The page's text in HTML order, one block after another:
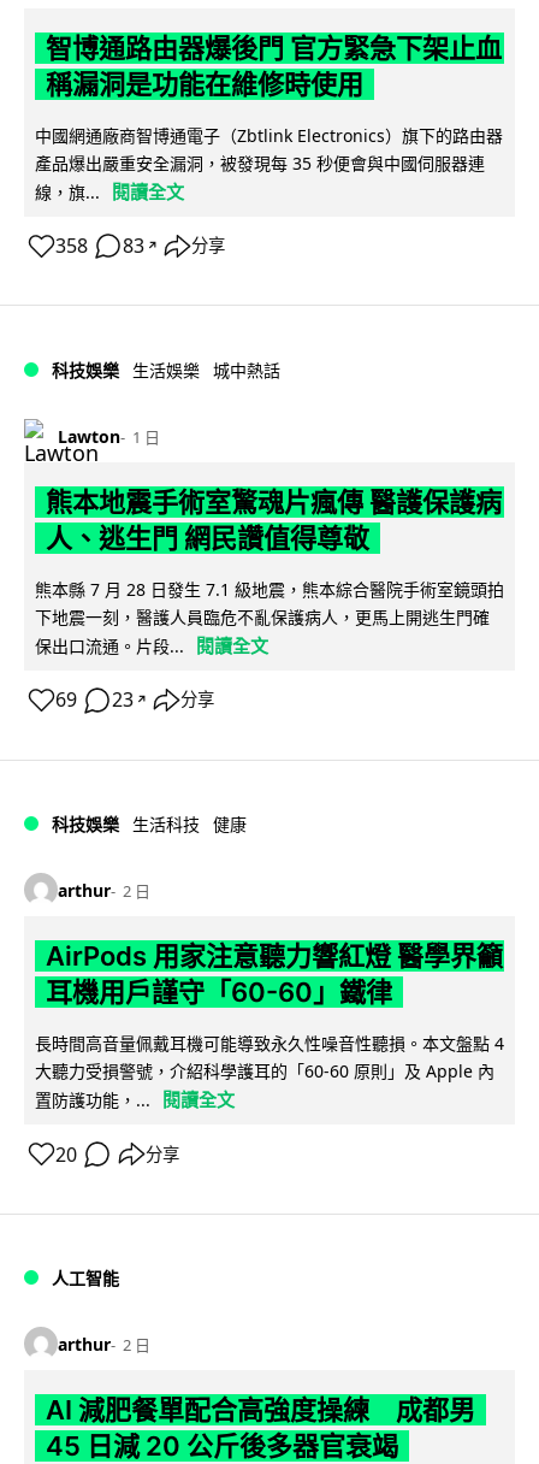
智博通路由器爆後門 官方緊急下架止血
稱漏洞是功能在維修時使用
中國網通廠商智博通電子（Zbtlink Electronics）旗下的路由器
產品爆出嚴重安全漏洞，被發現每 35 秒便會與中國伺服器連
線，旗...
閱讀全文
358 83 ↗ 分享
科技娛樂 生活娛樂 城中熱話
Lawton 1 日
熊本地震手術室驚魂片瘋傳 醫護保護病
人、逃生門 網民讚值得尊敬
熊本縣 7 月 28 日發生 7.1 級地震，熊本綜合醫院手術室鏡頭拍
下地震一刻，醫護人員臨危不亂保護病人，更馬上開逃生門確
保出口流通。片段...
閱讀全文
69 23 ↗ 分享
科技娛樂 生活科技 健康
arthur 2 日
AirPods 用家注意聽力響紅燈 醫學界籲
耳機用戶謹守「60-60」鐵律
長時間高音量佩戴耳機可能導致永久性噪音性聽損。本文盤點 4
大聽力受損警號，介紹科學護耳的「60-60 原則」及 Apple 內
置防護功能，...
閱讀全文
20 分享
人工智能
arthur 2 日
AI 減肥餐單配合高強度操練 成都男
45 日減 20 公斤後多器官衰竭